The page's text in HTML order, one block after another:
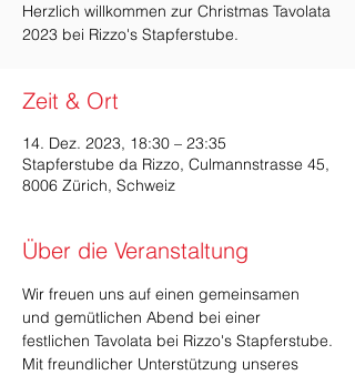
Herzlich willkommen zur Christmas Tavolata
Zeit & Ort
14. Dez. 2023, 18:30 – 23:35
Stapferstube da Rizzo, Culmannstrasse 45,
8006 Zürich, Schweiz
Über die Veranstaltung
Wir freuen uns auf einen gemeinsamen
und gemütlichen Abend bei einer
festlichen Tavolata bei Rizzo's Stapferstube.
Mit freundlicher Unterstützung unseres